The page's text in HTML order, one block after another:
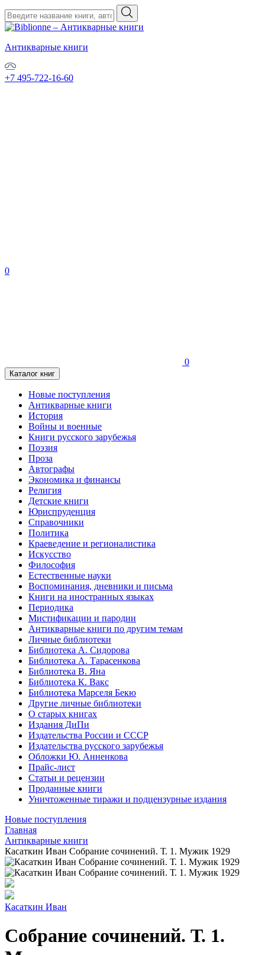
Антикварные книги
+7 495-722-16-60
0
0
Каталог книг
Новые поступления
Антикварные книги
История
Войны и военные
Книги русского зарубежья
Поэзия
Проза
Автографы
Экономика и финансы
Религия
Детские книги
Юриспруденция
Справочники
Политика
Краеведение и регионалистика
Искусство
Философия
Естественные науки
Воспоминания, дневники и письма
Книги на иностранных языках
Периодика
Мистификации и пародии
Антикварные книги по другим темам
Личные библиотеки
Библиотека А. Сидорова
Библиотека А. Тарасенкова
Библиотека В. Яна
Библиотека К. Вакс
Библиотека Марселя Бекю
Другие личные библиотеки
О старых книгах
Издания ДиПи
Издательства России и СССР
Издательства русского зарубежья
Обложки Ю. Анненкова
Прайс-лист
Статьи и рецензии
Проданные книги
Уничтоженные тиражи и подцензурные издания
Новые поступления
Главная
Антикварные книги
Касаткин Иван Собрание сочинений. Т. 1. Мужик 1929
Касаткин Иван
Собрание сочинений. Т. 1.